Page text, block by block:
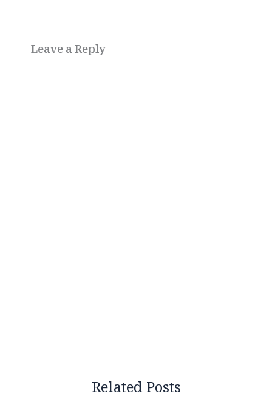
Leave a Reply
Related Posts